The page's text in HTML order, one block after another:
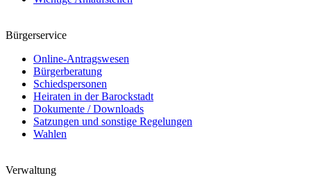
Bürgerservice
Online-Antragswesen
Bürgerberatung
Schiedspersonen
Heiraten in der Barockstadt
Dokumente / Downloads
Satzungen und sonstige Regelungen
Wahlen
Verwaltung